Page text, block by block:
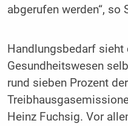
abgerufen werden“, so
Handlungsbedarf sieht
Gesundheitswesen
rund sieben Prozent
Heinz Fuchsig. Vor